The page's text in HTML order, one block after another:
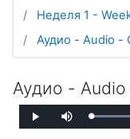
Неделя 1 -
Аудио - Audio -
Аудио -
Воспроизвести
Без
звука